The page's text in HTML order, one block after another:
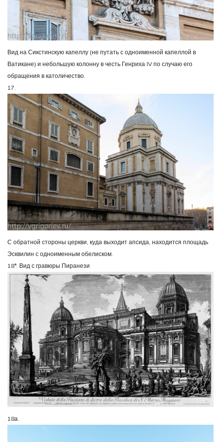
Вид на Сикстинскую капеллу (не путать с одноименной капеллой в
Ватикане) и небольшую колонну в честь Генриха IV по случаю его
обращения в католичество.
17.
С обратной стороны церкви, куда выходит апсида, находится площадь
Эсквилин с одноименным обелиском.
18*. Вид с гравюры Пиранези
18а.